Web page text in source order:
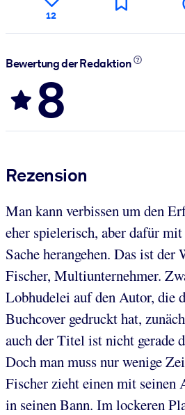
12
Bewertung der Redaktion
8
Rezension
Man kann verbissen um den
eher spielerisch, aber dafür
Sache herangehen. Das ist der
Fischer, Multiunternehmer.
Lobhudelei auf den Autor, die
Buchcover gedruckt hat,
auch der Titel ist nicht gerade
Doch man muss nur wenige
Fischer zieht einen mit seinen
in seinen Bann. Im lockeren